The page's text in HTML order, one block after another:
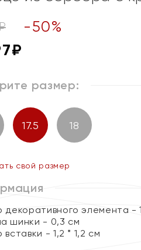
-50%
₽
размер:
17.5 18
свой размер
декоративного элемента -
шинки - 0,3 см
вставки - 1,2 * 1,2 см